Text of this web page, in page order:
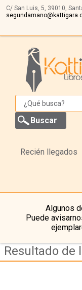
C/ San Luis, 5, 39010,
Recién llegados
Algunos
Puede